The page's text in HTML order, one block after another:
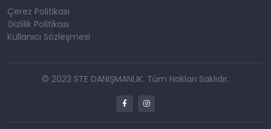
Çerez Politikası
Gizlilik Politikası
Kullanıcı Sözleşmesi
© 2023 STE DANIŞMANLIK. Tüm Hakları Saklıdır.